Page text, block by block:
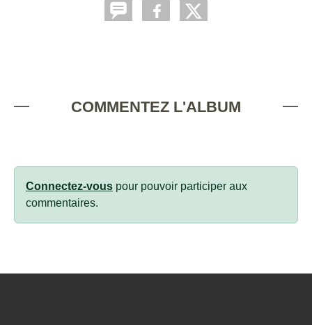
COMMENTEZ L'ALBUM
Connectez-vous pour pouvoir participer aux
commentaires.